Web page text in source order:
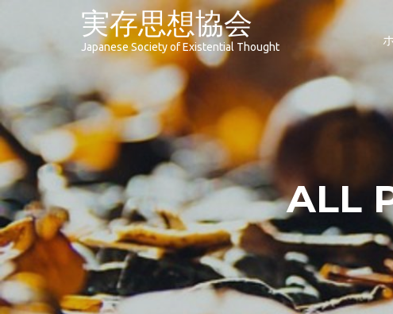
実存思想協会
Japanese Society of Existential Thought
ALL